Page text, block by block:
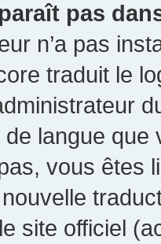
pas
n’a pas
traduit le
de langue
vous êtes
site officiel